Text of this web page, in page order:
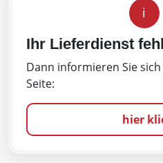
i
Ihr Lieferdienst
Dann informieren Sie
Seite:
hier